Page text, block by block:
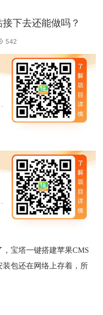
下去还能做吗？
542
宝塔一键搭建苹果CMS
装包还在网络上存着，所